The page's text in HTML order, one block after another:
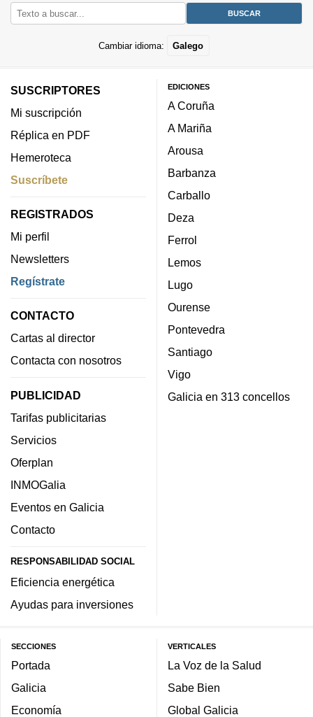
Cambiar idioma: Galego
SUSCRIPTORES
Mi suscripción
Réplica en PDF
Hemeroteca
Suscríbete
REGISTRADOS
Mi perfil
Newsletters
Regístrate
CONTACTO
Cartas al director
Contacta con nosotros
PUBLICIDAD
Tarifas publicitarias
Servicios
Oferplan
INMOGalia
Eventos en Galicia
Contacto
RESPONSABILIDAD SOCIAL
Eficiencia energética
Ayudas para inversiones
EDICIONES
A Coruña
A Mariña
Arousa
Barbanza
Carballo
Deza
Ferrol
Lemos
Lugo
Ourense
Pontevedra
Santiago
Vigo
Galicia en 313 concellos
SECCIONES
Portada
Galicia
Economía
VERTICALES
La Voz de la Salud
Sabe Bien
Global Galicia